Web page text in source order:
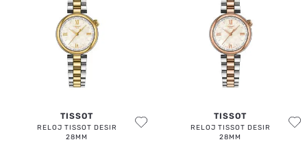
TISSOT
RELOJ TISSOT DESIR
28MM
TISSOT
RELOJ TISSOT DESIR
28MM